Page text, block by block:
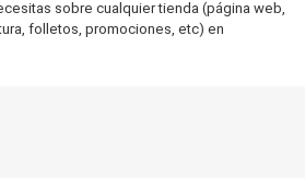
sobre cualquier tienda (página web,
folletos, promociones, etc) en